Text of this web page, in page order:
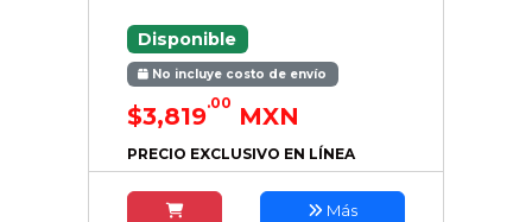
Disponible
No incluye costo de envío
$3,819.00 MXN
PRECIO EXCLUSIVO EN LÍNEA
Más